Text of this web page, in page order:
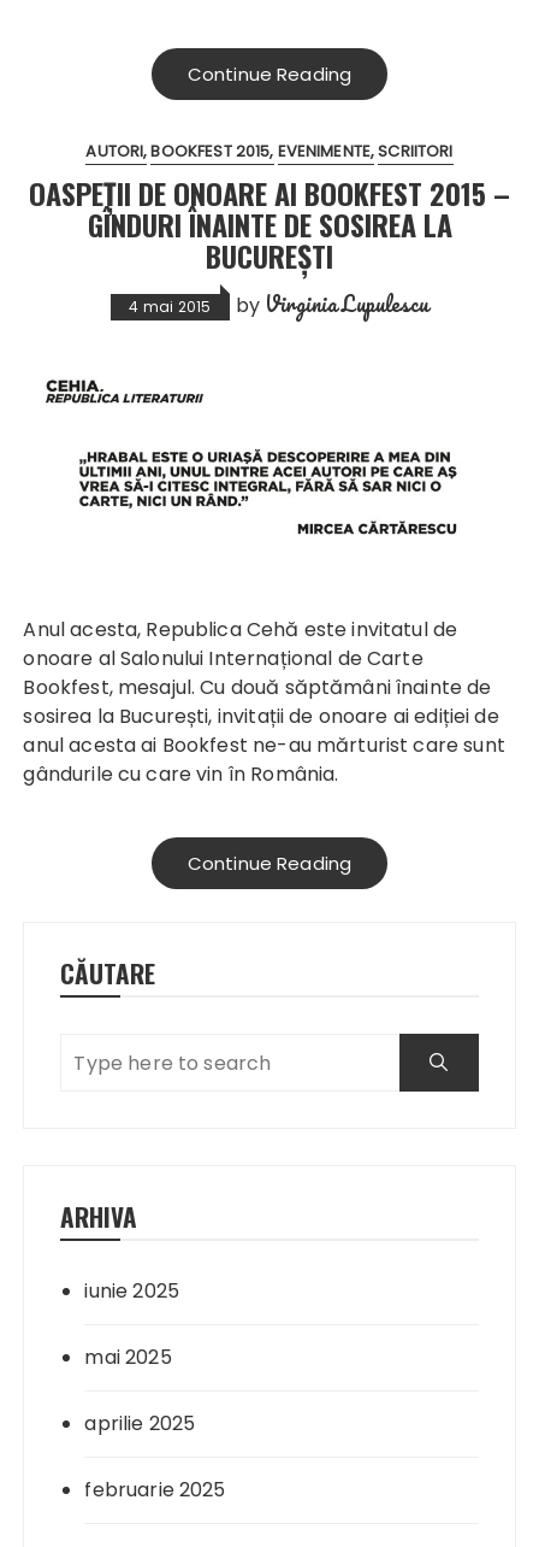
Continue Reading
AUTORI BOOKFEST 2015 EVENIMENTE SCRIITORI
OASPEȚII DE ONOARE AI BOOKFEST 2015 –
GÎNDURI ÎNAINTE DE SOSIREA LA
BUCUREȘTI
4 mai 2015 by Virginia Lupulescu
Anul acesta, Republica Cehă este invitatul de
onoare al Salonului Internațional de Carte
Bookfest, mesajul. Cu două săptămâni înainte de
sosirea la București, invitații de onoare ai ediției de
anul acesta ai Bookfest ne-au mărturist care sunt
gândurile cu care vin în România.
Continue Reading
CĂUTARE
ARHIVA
iunie 2025
mai 2025
aprilie 2025
februarie 2025